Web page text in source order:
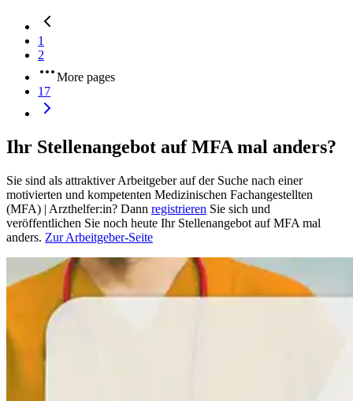
1
2
More pages
17
Ihr Stellenangebot auf MFA mal anders?
Sie sind als attraktiver Arbeitgeber auf der Suche nach einer
motivierten und kompetenten Medizinischen Fachangestellten
(MFA) | Arzthelfer:in? Dann registrieren Sie sich und
veröffentlichen Sie noch heute Ihr Stellenangebot auf MFA mal
anders. Zur Arbeitgeber-Seite